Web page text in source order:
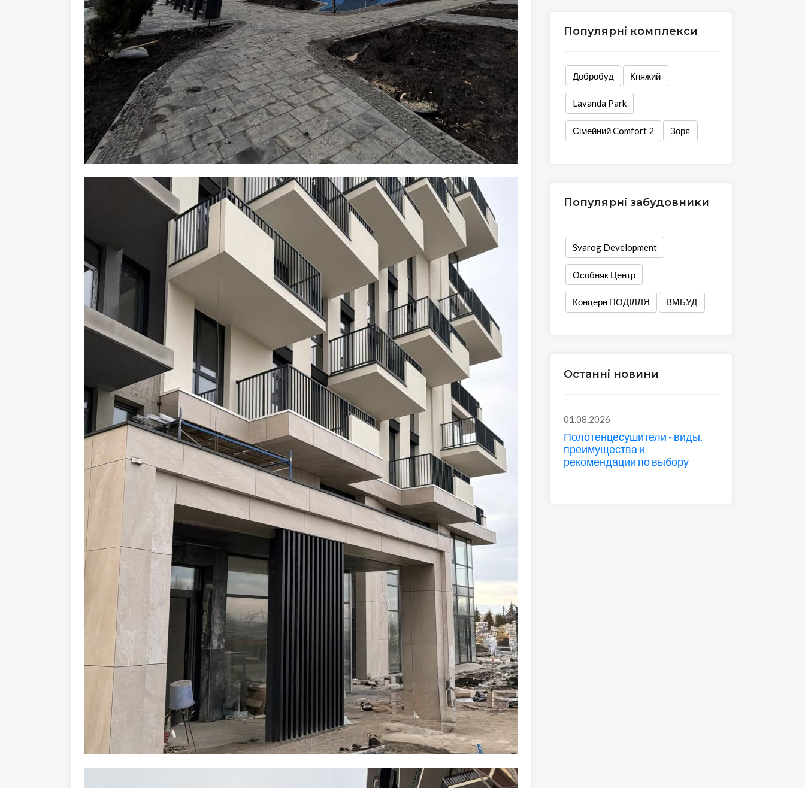
Популярні комплекси
Добробуд Княжий
Lavanda Park
Сімейний Comfort 2 Зоря
Популярні забудовники
Svarog Development
Особняк Центр
Концерн ПОДІЛЛЯ ВМБУД
Останні новини
01.08.2026
Полотенцесушители - виды,
преимущества и
рекомендации по выбору